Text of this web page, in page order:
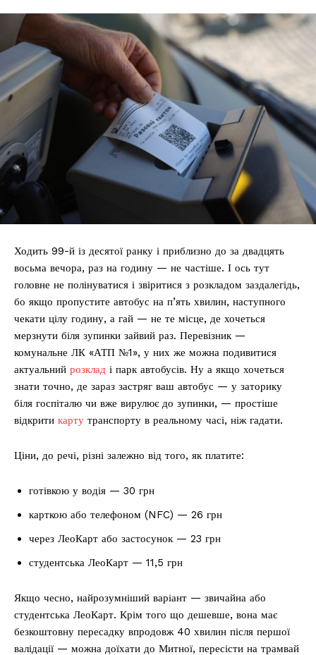
Ходить 99-й із десятої ранку і приблизно до за двадцять
восьма вечора, раз на годину — не частіше. І ось тут
головне не полінуватися і звіритися з розкладом заздалегідь,
бо якщо пропустите автобус на п’ять хвилин, наступного
чекати цілу годину, а гай — не те місце, де хочеться
мерзнути біля зупинки зайвий раз. Перевізник —
комунальне ЛК «АТП №1», у них же можна подивитися
актуальний розклад і парк автобусів. Ну а якщо хочеться
знати точно, де зараз застряг ваш автобус — у заторику
біля госпіталю чи вже вирулює до зупинки, — простіше
відкрити карту транспорту в реальному часі, ніж гадати.
Ціни, до речі, різні залежно від того, як платите:
готівкою у водія — 30 грн
карткою або телефоном (NFC) — 26 грн
через ЛеоКарт або застосунок — 23 грн
студентська ЛеоКарт — 11,5 грн
Якщо чесно, найрозумніший варіант — звичайна або
студентська ЛеоКарт. Крім того що дешевше, вона має
безкоштовну пересадку впродовж 40 хвилин після першої
валідації — можна доїхати до Митної, пересісти на трамвай